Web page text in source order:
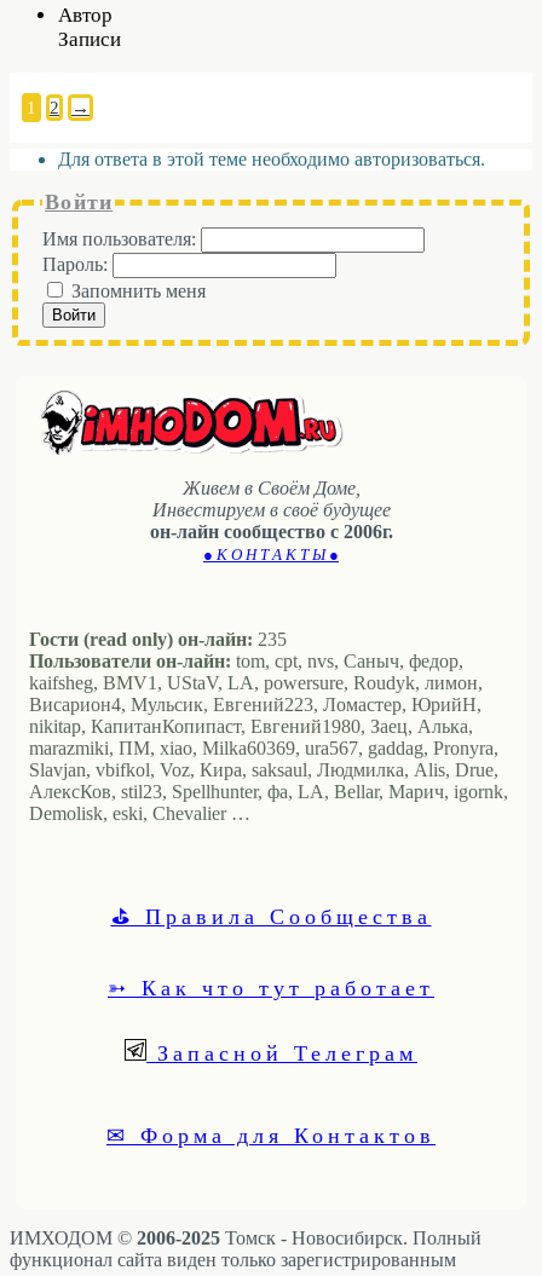
Автор
Записи
1 2 →
Для ответа в этой теме необходимо авторизоваться.
Войти
Имя пользователя:
Пароль:
Запомнить меня
Войти
Живем в Своём Доме,
Инвестируем в своё будущее
он-лайн сообщество с 2006г.
● К О Н Т А К Т Ы ●
Гости (read only) он-лайн: 235
Пользователи он-лайн: tom, cpt, nvs, Саныч, федор,
kaifsheg, BMV1, UStaV, LA, powersure, Roudyk, лимон,
Висариoн4, Мульсик, Евгений223, Ломастер, ЮрийН,
nikitap, КапитанКопипаст, Евгений1980, Заец, Алька,
marazmiki, ПМ, xiao, Milka60369, ura567, gaddag, Pronyra,
Slavjan, vbifkol, Voz, Кира, saksaul, Людмилка, Alis, Drue,
АлексКов, stil23, Spellhunter, фа, LA, Bellar, Марич, igornk,
Demolisk, eski, Chevalier …
⛳ Правила Сообщества
➳ Как что тут работает
Запасной Телеграм
✉ Форма для Контактов
ИМХОДОМ © 2006-2025 Томск - Новосибирск. Полный
функционал сайта виден только зарегистрированным